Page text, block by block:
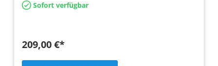
Sofort verfügbar
209,00 €*